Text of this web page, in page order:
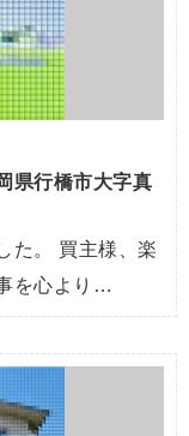
県行橋市大字真
た。 買主様、楽
を心より…